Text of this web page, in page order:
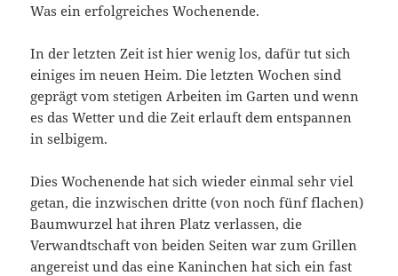
Was ein erfolgreiches Wochenende.
In der letzten Zeit ist hier wenig los, dafür tut sich
einiges im neuen Heim. Die letzten Wochen sind
geprägt vom stetigen Arbeiten im Garten und wenn
es das Wetter und die Zeit erlauft dem entspannen
in selbigem.
Dies Wochenende hat sich wieder einmal sehr viel
getan, die inzwischen dritte (von noch fünf flachen)
Baumwurzel hat ihren Platz verlassen, die
Verwandtschaft von beiden Seiten war zum Grillen
angereist und das eine Kaninchen hat sich ein fast